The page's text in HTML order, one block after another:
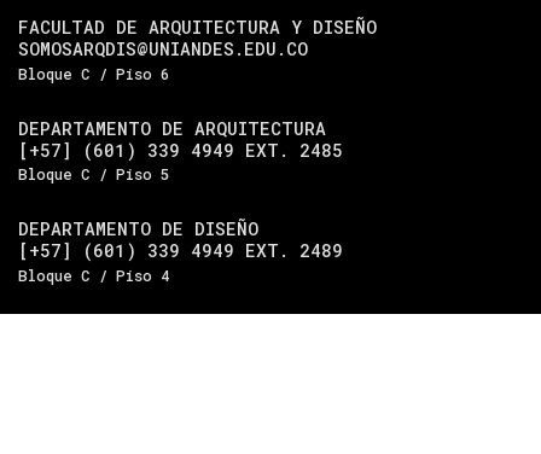
FACULTAD DE ARQUITECTURA Y DISEÑO
SOMOSARQDIS@UNIANDES.EDU.CO
Bloque C / Piso 6
DEPARTAMENTO DE ARQUITECTURA
[+57] (601) 339 4949 EXT. 2485
Bloque C / Piso 5
DEPARTAMENTO DE DISEÑO
[+57] (601) 339 4949 EXT. 2489
Bloque C / Piso 4